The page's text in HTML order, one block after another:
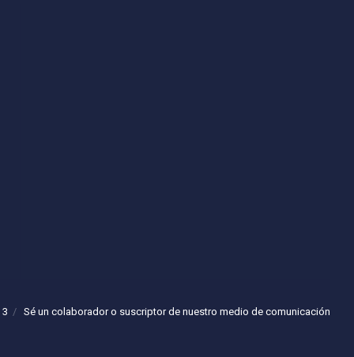
Sé un colaborador o suscriptor de nuestro medio de comunicación